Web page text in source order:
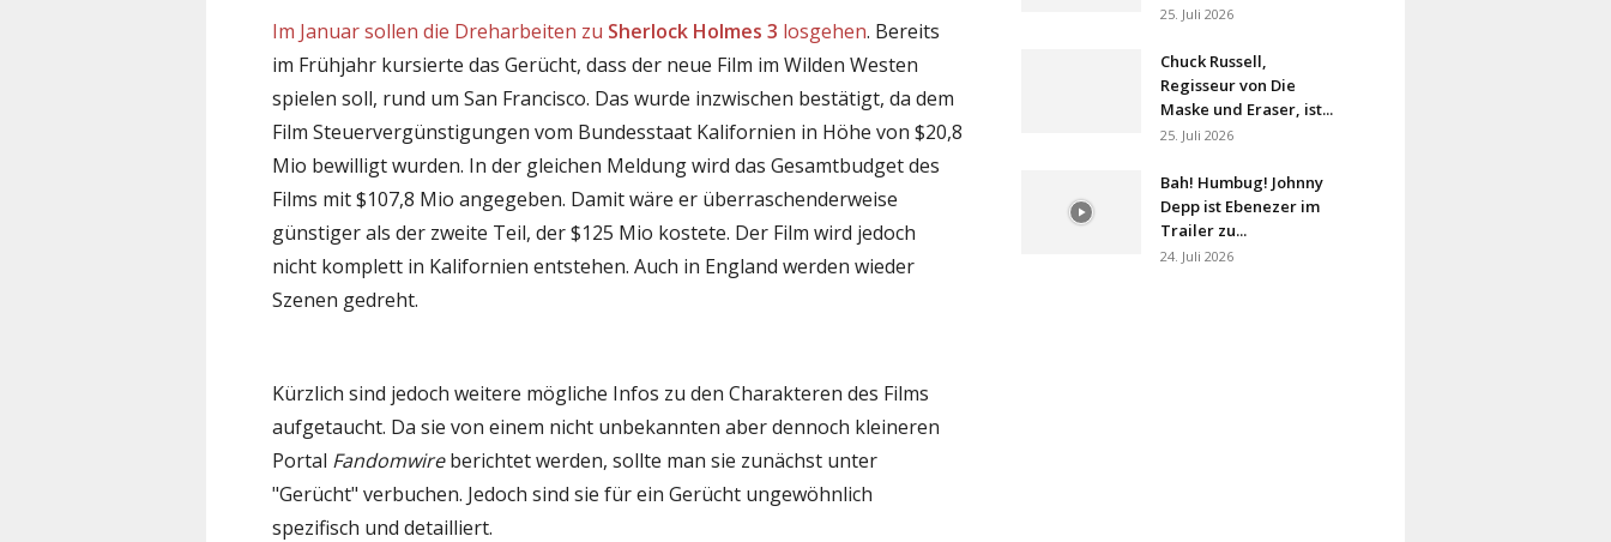
Im Januar sollen die Dreharbeiten zu Sherlock Holmes 3 losgehen. Bereits
im Frühjahr kursierte das Gerücht, dass der neue Film im Wilden Westen
spielen soll, rund um San Francisco. Das wurde inzwischen bestätigt, da dem
Film Steuervergünstigungen vom Bundesstaat Kalifornien in Höhe von $20,8
Mio bewilligt wurden. In der gleichen Meldung wird das Gesamtbudget des
Films mit $107,8 Mio angegeben. Damit wäre er überraschenderweise
günstiger als der zweite Teil, der $125 Mio kostete. Der Film wird jedoch
nicht komplett in Kalifornien entstehen. Auch in England werden wieder
Szenen gedreht.
Kürzlich sind jedoch weitere mögliche Infos zu den Charakteren des Films
aufgetaucht. Da sie von einem nicht unbekannten aber dennoch kleineren
Portal Fandomwireberichtet werden, sollte man sie zunächst unter
"Gerücht" verbuchen. Jedoch sind sie für ein Gerücht ungewöhnlich
spezifisch und detailliert.
25. Juli 2026
Chuck Russell,
Regisseur von Die
Maske und Eraser, ist...
25. Juli 2026
Bah! Humbug! Johnny
Depp ist Ebenezer im
Trailer zu...
24. Juli 2026